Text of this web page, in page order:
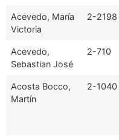
Acevedo, María
Victoria
2-2198
Acevedo,
Sebastian José
2-710
Acosta Bocco,
Martín
2-1040